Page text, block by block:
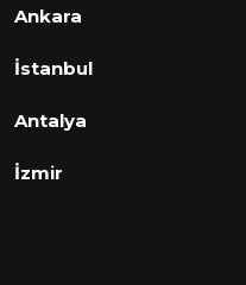
Ankara
İstanbul
Antalya
İzmir